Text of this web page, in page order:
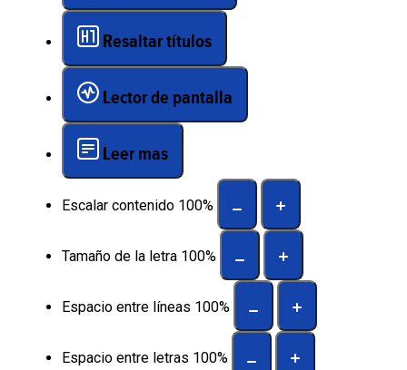
Resaltar títulos
Lector de pantalla
Leer mas
Escalar contenido 100%
Tamaño de la letra 100%
Espacio entre líneas 100%
Espacio entre letras 100%